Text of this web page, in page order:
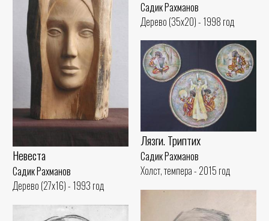
Садик Рахманов
Дерево (35x20) - 1998 год
Невеста
Садик Рахманов
Дерево (27x16) - 1993 год
Лязги. Триптих
Садик Рахманов
Холст, темпера - 2015 год